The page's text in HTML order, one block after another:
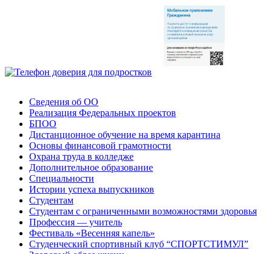
Сведения об ОО
Реализация Федеральных проектов
БПОО
Дистанционное обучение на время карантина
Основы финансовой грамотности
Охрана труда в колледже
Дополнительное образование
Специальности
Истории успеха выпускников
Студентам
Студентам с ограниченными возможностями здоровья
Профессия — учитель
Фестиваль «Весенняя капель»
Студенческий спортивный клуб “СПОРТСТИМУЛ”